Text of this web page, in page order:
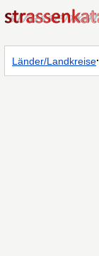
Länder/Landkreise·